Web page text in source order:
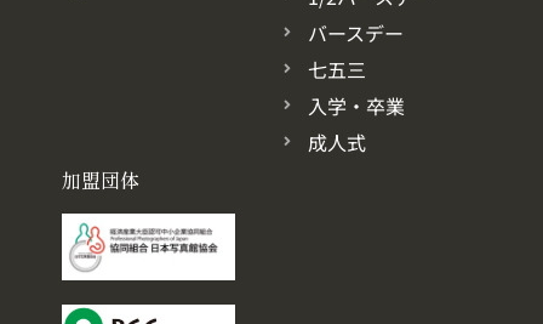
バースデー
七五三
入学・卒業
成人式
加盟団体